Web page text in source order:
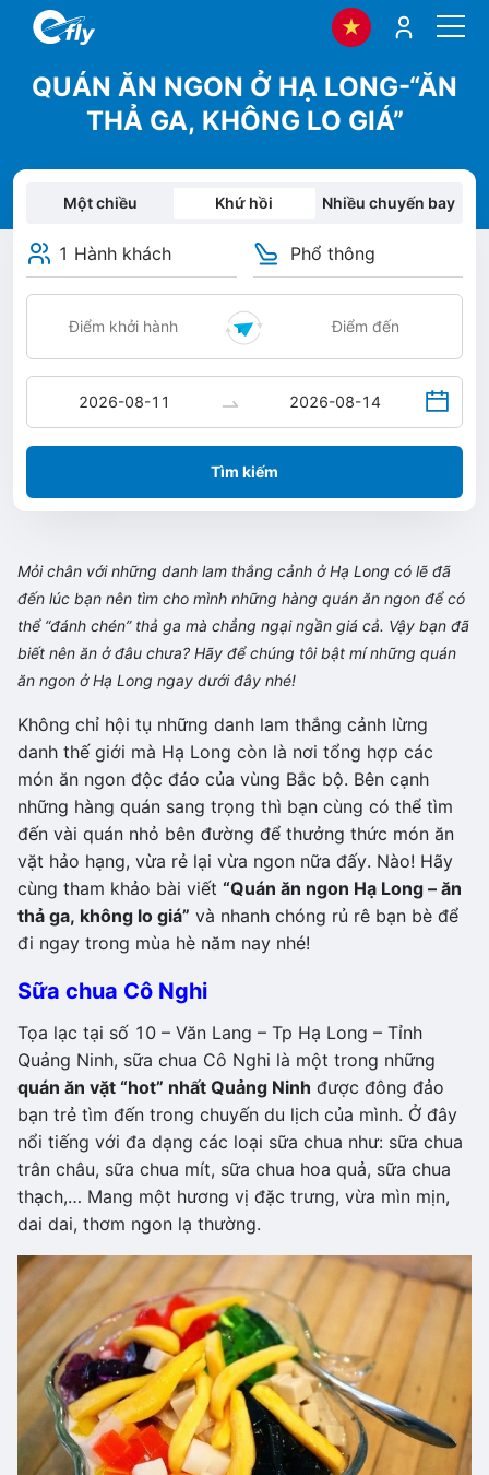
QUÁN ĂN NGON Ở HẠ LONG-“ĂN
THẢ GA, KHÔNG LO GIÁ”
Một chiều Khứ hồi Nhiều chuyến bay
1 Hành khách Phổ thông
Tìm kiếm
Mỏi chân với những danh lam thắng cảnh ở Hạ Long có lẽ đã
đến lúc bạn nên tìm cho mình những hàng quán ăn ngon để có
thể “đánh chén” thả ga mà chẳng ngại ngần giá cả. Vậy bạn đã
biết nên ăn ở đâu chưa? Hãy để chúng tôi bật mí những quán
ăn ngon ở Hạ Long ngay dưới đây nhé!
Không chỉ hội tụ những danh lam thắng cảnh lừng
danh thế giới mà Hạ Long còn là nơi tổng hợp các
món ăn ngon độc đáo của vùng Bắc bộ. Bên cạnh
những hàng quán sang trọng thì bạn cùng có thể tìm
đến vài quán nhỏ bên đường để thưởng thức món ăn
vặt hảo hạng, vừa rẻ lại vừa ngon nữa đấy. Nào! Hãy
cùng tham khảo bài viết “Quán ăn ngon Hạ Long – ăn
thả ga, không lo giá” và nhanh chóng rủ rê bạn bè để
đi ngay trong mùa hè năm nay nhé!
Sữa chua Cô Nghi
Tọa lạc tại số 10 – Văn Lang – Tp Hạ Long – Tỉnh
Quảng Ninh, sữa chua Cô Nghi là một trong những
quán ăn vặt “hot” nhất Quảng Ninh được đông đảo
bạn trẻ tìm đến trong chuyến du lịch của mình. Ở đây
nổi tiếng với đa dạng các loại sữa chua như: sữa chua
trân châu, sữa chua mít, sữa chua hoa quả, sữa chua
thạch,… Mang một hương vị đặc trưng, vừa mìn mịn,
dai dai, thơm ngon lạ thường.